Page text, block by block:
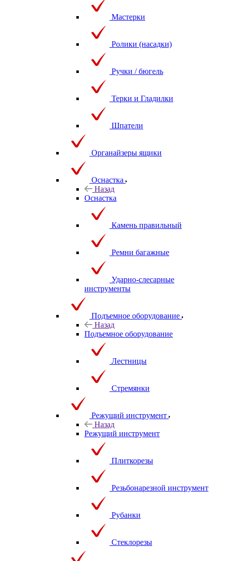
Мастерки
Ролики (насадки)
Ручки / бюгель
Терки и Гладилки
Шпатели
Органайзеры ящики
Оснастка
Назад
Оснастка
Камень правильный
Ремни багажные
Ударно-слесарные
инструменты
Подъемное оборудование
Назад
Подъемное оборудование
Лестницы
Стремянки
Режущий инструмент
Назад
Режущий инструмент
Плиткорезы
Резьбонарезной инструмент
Рубанки
Стеклорезы